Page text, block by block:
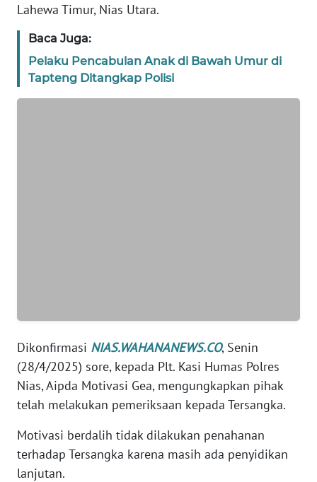
Lahewa Timur, Nias Utara.
Baca Juga:
Pelaku Pencabulan Anak di Bawah Umur di
Tapteng Ditangkap Polisi
Dikonfirmasi NIAS.WAHANANEWS.CO, Senin
(28/4/2025) sore, kepada Plt. Kasi Humas Polres
Nias, Aipda Motivasi Gea, mengungkapkan pihak
telah melakukan pemeriksaan kepada Tersangka.
Motivasi berdalih tidak dilakukan penahanan
terhadap Tersangka karena masih ada penyidikan
lanjutan.
Wahana
NTT
WN
KEPRI
WN
PAPUA